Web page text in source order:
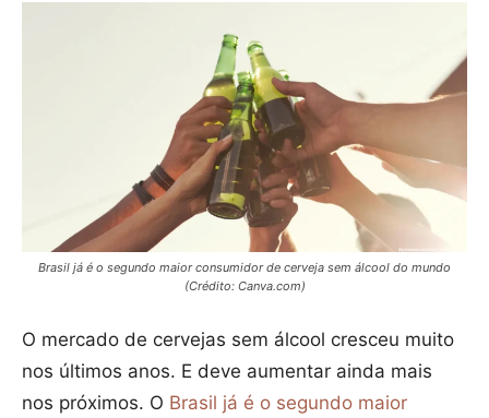
Brasil já é o segundo maior consumidor de cerveja sem álcool do mundo
(Crédito: Canva.com)
O mercado de cervejas sem álcool cresceu muito
nos últimos anos. E deve aumentar ainda mais
nos próximos. O Brasil já é o segundo maior